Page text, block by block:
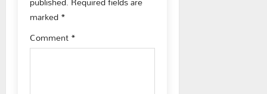
i
g
marked*
Comment*